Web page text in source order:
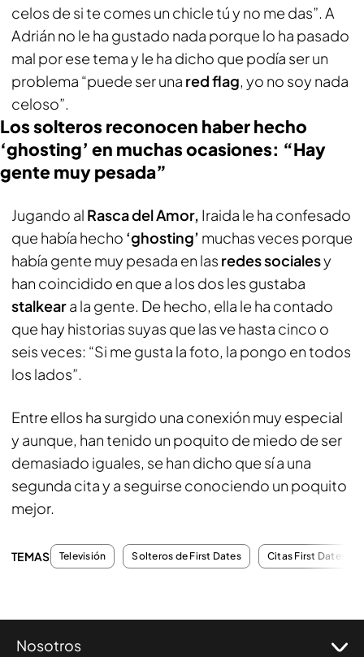
celos de si te comes un chicle tú y no me das”. A
Adrián no le ha gustado nada porque lo ha pasado
mal por ese tema y le ha dicho que podía ser un
problema “puede ser una red flag, yo no soy nada
celoso”.
Los solteros reconocen haber hecho
‘ghosting’ en muchas ocasiones: “Hay
gente muy pesada”
Jugando al Rasca del Amor, Iraida le ha confesado
que había hecho ‘ghosting’ muchas veces porque
había gente muy pesada en las redes socialesy
han coincidido en que a los dos les gustaba
stalkeara la gente. De hecho, ella le ha contado
que hay historias suyas que las ve hasta cinco o
seis veces: “Si me gusta la foto, la pongo en todos
los lados”.
Entre ellos ha surgido una conexión muy especial
y aunque, han tenido un poquito de miedo de ser
demasiado iguales, se han dicho que sí a una
segunda cita y a seguirse conociendo un poquito
mejor.
TEMAS Televisión Solteros de First Dates Citas First Dates
Nosotros